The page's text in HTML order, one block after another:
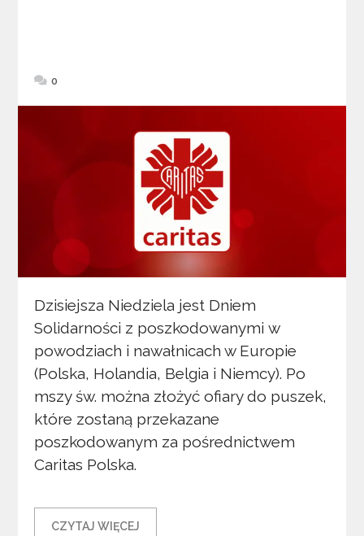
0
Dzisiejsza Niedziela jest Dniem
Solidarności z poszkodowanymi w
powodziach i nawałnicach w Europie
(Polska, Holandia, Belgia i Niemcy). Po
mszy św. można złożyć ofiary do puszek,
które zostaną przekazane
poszkodowanym za pośrednictwem
Caritas Polska.
CZYTAJ WIĘCEJ